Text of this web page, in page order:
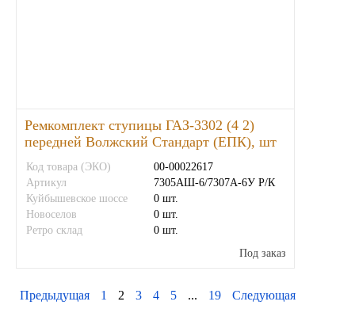
Ремкомплект ступицы ГАЗ-3302 (4 2)
передней Волжский Стандарт (ЕПК), шт
Код товара (ЭКО)
00-00022617
Артикул
7305АШ-6/7307А-6У Р/К
Куйбышевское шоссе
0 шт.
Новоселов
0 шт.
Ретро склад
0 шт.
Под заказ
Предыдущая 1 2 3 4 5 ... 19 Следующая